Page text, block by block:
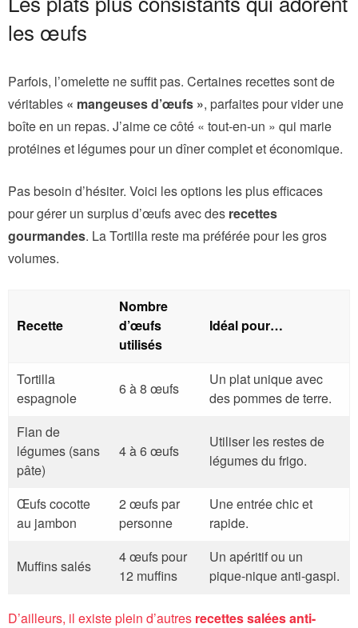
les œufs
Parfois, l’omelette ne suffit pas. Certaines recettes sont de
véritables « mangeuses d’œufs », parfaites pour vider une
boîte en un repas. J’aime ce côté « tout-en-un » qui marie
protéines et légumes pour un dîner complet et économique.
Pas besoin d’hésiter. Voici les options les plus efficaces
pour gérer un surplus d’œufs avec des recettes
gourmandes. La Tortilla reste ma préférée pour les gros
volumes.
Recette
Nombre
d’œufs
utilisés
Idéal pour…
Tortilla
espagnole
6 à 8 œufs
Un plat unique avec
des pommes de terre.
Flan de
légumes (sans
pâte)
4 à 6 œufs
Utiliser les restes de
légumes du frigo.
Œufs cocotte
au jambon
2 œufs par
personne
Une entrée chic et
rapide.
Muffins salés
4 œufs pour
12 muffins
Un apéritif ou un
pique-nique anti-gaspi.
D’ailleurs, il existe plein d’autres recettes salées anti-